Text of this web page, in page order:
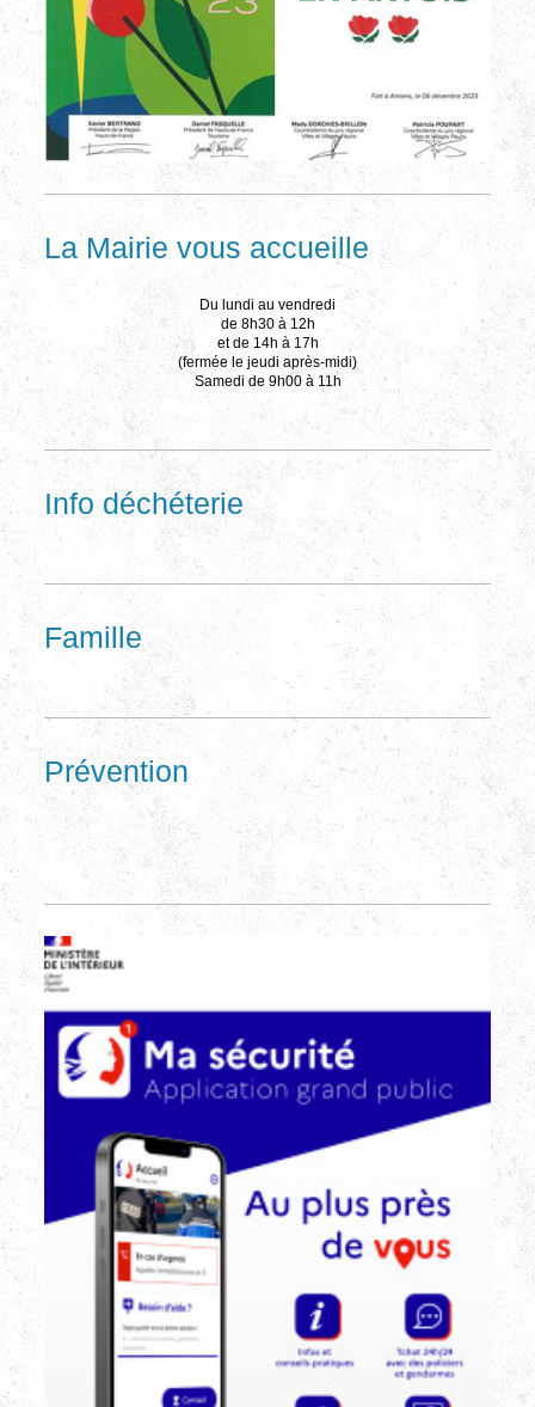
La Mairie vous accueille
Du lundi au vendredi
de 8h30 à 12h
et de 14h à 17h
(fermée le jeudi après-midi)
Samedi de 9h00 à 11h
Info déchéterie
Famille
Prévention